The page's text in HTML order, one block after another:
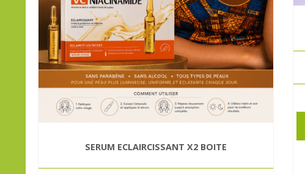
SERUM ECLAIRCISSANT X2 BOITE